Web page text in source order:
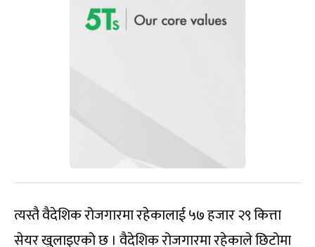
त्यस्तै वैदेशिक रोजगारमा रहेकालाई ५७ हजार २९ कित्ता
सेयर खुलाइएको छ । वैदेशिक रोजगारमा रहेकाले छिटोमा